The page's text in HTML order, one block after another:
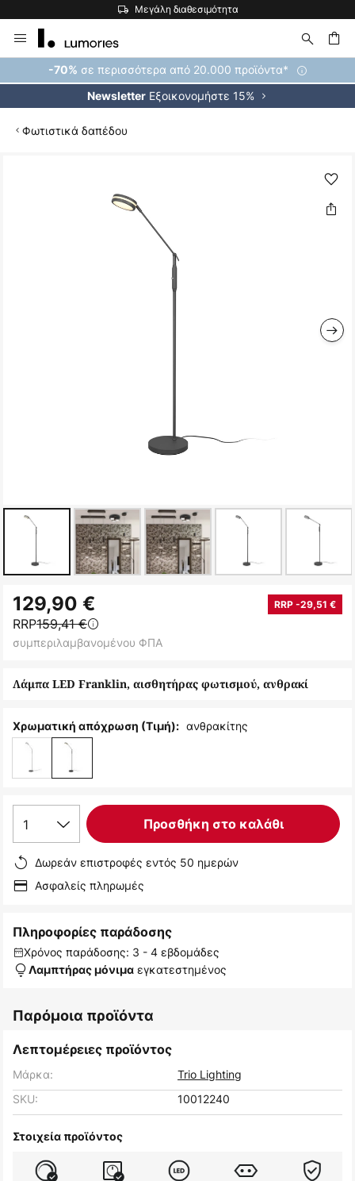
Μεγάλη διαθεσιμότητα
Μετάβαση
στο
περιεχόμενο
-70% σε περισσότερα από 20.000 προϊόντα*
Newsletter Εξοικονομήστε 15%
Φωτιστικά δαπέδου
στην
αρχή
της
εικόνων
Λάμπα LED Franklin, αισθητήρας φωτισμού, ανθρακί
129,90 € RRP -29,51 €
RRP159,41 €
συμπεριλαμβανομένου ΦΠΑ
Χρωματική απόχρωση (Τιμή): ανθρακίτης
1 Προσθήκη στο καλάθι
Δωρεάν επιστροφές εντός 50 ημερών
Ασφαλείς πληρωμές
Πληροφορίες παράδοσης
Χρόνος παράδοσης: 3 - 4 εβδομάδες
Λαμπτήρας μόνιμα εγκατεστημένος
Παρόμοια προϊόντα
Λεπτομέρειες προϊόντος
Μάρκα:
Trio Lighting
SKU:
10012240
Στοιχεία προϊόντος